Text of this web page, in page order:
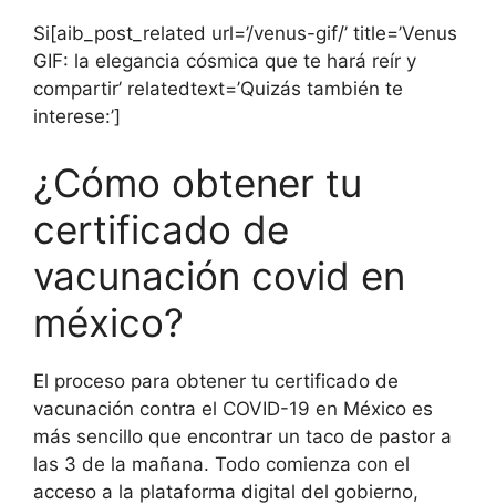
Si[aib_post_related url=’/venus-gif/’ title=’Venus
GIF: la elegancia cósmica que te hará reír y
compartir’ relatedtext=’Quizás también te
interese:’]
¿Cómo obtener tu
certificado de
vacunación covid en
méxico?
El proceso para obtener tu certificado de
vacunación contra el COVID-19 en México es
más sencillo que encontrar un taco de pastor a
las 3 de la mañana. Todo comienza con el
acceso a la plataforma digital del gobierno,